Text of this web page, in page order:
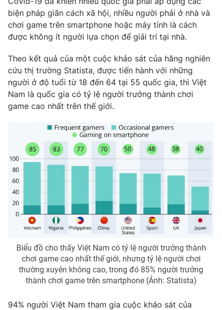
Nhân vật
Khán giả
Âm nhạc
Sao
Đời sống
Du lịch
Chất lượng cuộc sống
Giáo dục
Tuyển sinh
Học trực tuyến
Công nghệ
Hitech Công nghệ tương lai
Sản phẩm
Tư vấn
Giao lưu trực tuyến
Lịch phát sóng
Chuyên mục khác
Emagazine Podcast
Photo Infographic
Shorts video
VTV Money VTV Thể thao
biện pháp giãn cách xã hội, nhiều người phải ở nhà và
chơi game trên smartphone hoặc máy tính là cách
được không ít người lựa chọn để giải trí tại nhà.
Theo kết quả của một cuộc khảo sát của hãng nghiên
cứu thị trường Statista, được tiến hành với những
người ở độ tuổi từ 18 đến 64 tại 55 quốc gia, thì Việt
Nam là quốc gia có tỷ lệ người trưởng thành chơi
game cao nhất trên thế giới.
Biểu đồ cho thấy Việt Nam có tỷ lệ người trưởng thành
chơi game cao nhất thế giới, nhưng tỷ lệ người chơi
thường xuyên không cao, trong đó 85% người trưởng
thành chơi game trên smartphone (Ảnh: Statista)
94% người Việt Nam tham gia cuộc khảo sát của